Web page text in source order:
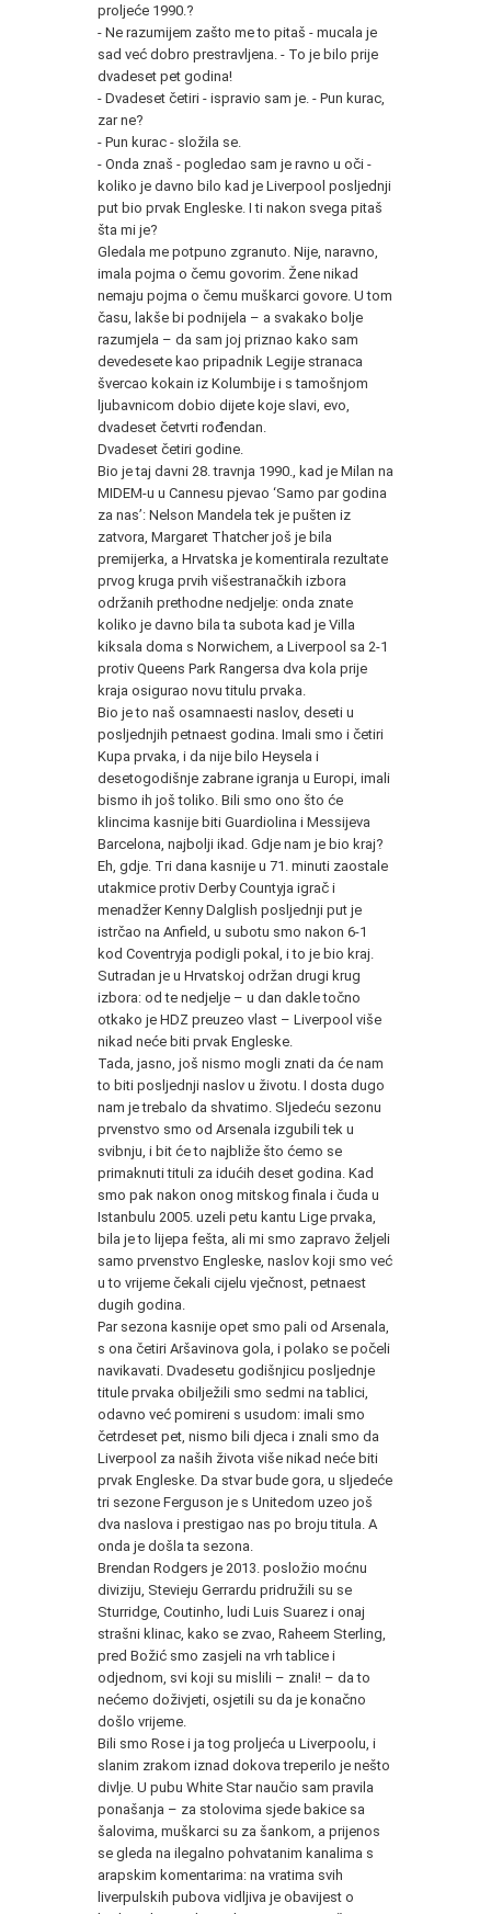
proljeće 1990.?
- Ne razumijem zašto me to pitaš - mucala je
sad već dobro prestravljena. - To je bilo prije
dvadeset pet godina!
- Dvadeset četiri - ispravio sam je. - Pun kurac,
zar ne?
- Pun kurac - složila se.
- Onda znaš - pogledao sam je ravno u oči -
koliko je davno bilo kad je Liverpool posljednji
put bio prvak Engleske. I ti nakon svega pitaš
šta mi je?
Gledala me potpuno zgranuto. Nije, naravno,
imala pojma o čemu govorim. Žene nikad
nemaju pojma o čemu muškarci govore. U tom
času, lakše bi podnijela – a svakako bolje
razumjela – da sam joj priznao kako sam
devedesete kao pripadnik Legije stranaca
švercao kokain iz Kolumbije i s tamošnjom
ljubavnicom dobio dijete koje slavi, evo,
dvadeset četvrti rođendan.
Dvadeset četiri godine.
Bio je taj davni 28. travnja 1990., kad je Milan na
MIDEM-u u Cannesu pjevao ‘Samo par godina
za nas’: Nelson Mandela tek je pušten iz
zatvora, Margaret Thatcher još je bila
premijerka, a Hrvatska je komentirala rezultate
prvog kruga prvih višestranačkih izbora
održanih prethodne nedjelje: onda znate
koliko je davno bila ta subota kad je Villa
kiksala doma s Norwichem, a Liverpool sa 2-1
protiv Queens Park Rangersa dva kola prije
kraja osigurao novu titulu prvaka.
Bio je to naš osamnaesti naslov, deseti u
posljednjih petnaest godina. Imali smo i četiri
Kupa prvaka, i da nije bilo Heysela i
desetogodišnje zabrane igranja u Europi, imali
bismo ih još toliko. Bili smo ono što će
klincima kasnije biti Guardiolina i Messijeva
Barcelona, najbolji ikad. Gdje nam je bio kraj?
Eh, gdje. Tri dana kasnije u 71. minuti zaostale
utakmice protiv Derby Countyja igrač i
menadžer Kenny Dalglish posljednji put je
istrčao na Anfield, u subotu smo nakon 6-1
kod Coventryja podigli pokal, i to je bio kraj.
Sutradan je u Hrvatskoj održan drugi krug
izbora: od te nedjelje – u dan dakle točno
otkako je HDZ preuzeo vlast – Liverpool više
nikad neće biti prvak Engleske.
Tada, jasno, još nismo mogli znati da će nam
to biti posljednji naslov u životu. I dosta dugo
nam je trebalo da shvatimo. Sljedeću sezonu
prvenstvo smo od Arsenala izgubili tek u
svibnju, i bit će to najbliže što ćemo se
primaknuti tituli za idućih deset godina. Kad
smo pak nakon onog mitskog finala i čuda u
Istanbulu 2005. uzeli petu kantu Lige prvaka,
bila je to lijepa fešta, ali mi smo zapravo željeli
samo prvenstvo Engleske, naslov koji smo već
u to vrijeme čekali cijelu vječnost, petnaest
dugih godina.
Par sezona kasnije opet smo pali od Arsenala,
s ona četiri Aršavinova gola, i polako se počeli
navikavati. Dvadesetu godišnjicu posljednje
titule prvaka obilježili smo sedmi na tablici,
odavno već pomireni s usudom: imali smo
četrdeset pet, nismo bili djeca i znali smo da
Liverpool za naših života više nikad neće biti
prvak Engleske. Da stvar bude gora, u sljedeće
tri sezone Ferguson je s Unitedom uzeo još
dva naslova i prestigao nas po broju titula. A
onda je došla ta sezona.
Brendan Rodgers je 2013. posložio moćnu
diviziju, Stevieju Gerrardu pridružili su se
Sturridge, Coutinho, ludi Luis Suarez i onaj
strašni klinac, kako se zvao, Raheem Sterling,
pred Božić smo zasjeli na vrh tablice i
odjednom, svi koji su mislili – znali! – da to
nećemo doživjeti, osjetili su da je konačno
došlo vrijeme.
Bili smo Rose i ja tog proljeća u Liverpoolu, i
slanim zrakom iznad dokova treperilo je nešto
divlje. U pubu White Star naučio sam pravila
ponašanja – za stolovima sjede bakice sa
šalovima, muškarci su za šankom, a prijenos
se gleda na ilegalno pohvatanim kanalima s
arapskim komentarima: na vratima svih
liverpulskih pubova vidljiva je obavijest o